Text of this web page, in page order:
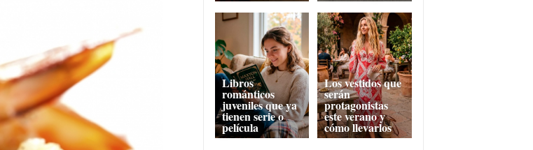
Libros
románticos
juveniles que ya
tienen serie o
película
Los vestidos que
serán
protagonistas
este verano y
cómo llevarlos